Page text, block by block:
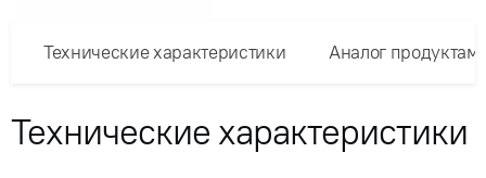
Технические характеристики Аналог
Технические характеристики